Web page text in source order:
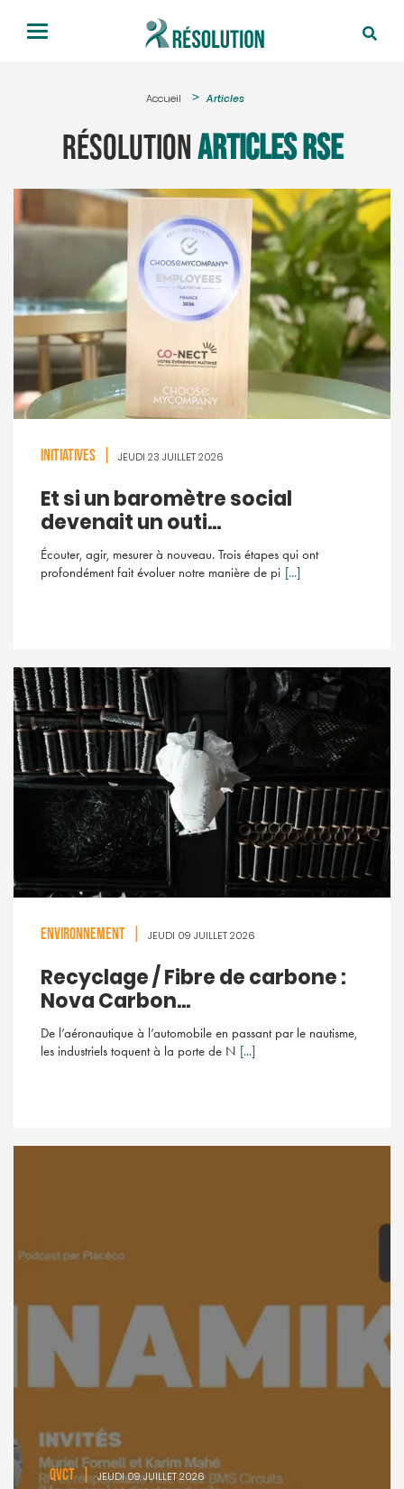
Accueil Articles
RésolutionArticles RSE
INITIATIVES JEUDI 23 JUILLET 2026
Et si un baromètre social
devenait un outi...
Écouter, agir, mesurer à nouveau. Trois étapes qui ont
profondément fait évoluer notre manière de pi [...]
ENVIRONNEMENT JEUDI 09 JUILLET 2026
Recyclage / Fibre de carbone :
Nova Carbon...
De l’aéronautique à l’automobile en passant par le nautisme,
les industriels toquent à la porte de N [...]
QVCT | JEUDI 09 JUILLET 2026